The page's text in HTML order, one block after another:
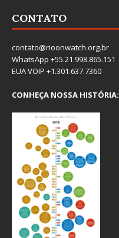
CONTATO
contato@rioonwatch.org.br
WhatsApp +55.21.998.865.151
EUA VOIP +1.301.637.7360
CONHEÇA NOSSA HISTÓRIA: